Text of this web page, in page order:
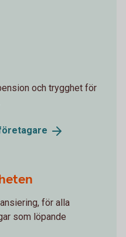
och trygghet för
för alla
som löpande